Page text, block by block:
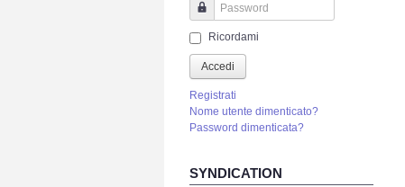
Password
Ricordami
Accedi
Registrati
Nome utente dimenticato?
Password dimenticata?
SYNDICATION